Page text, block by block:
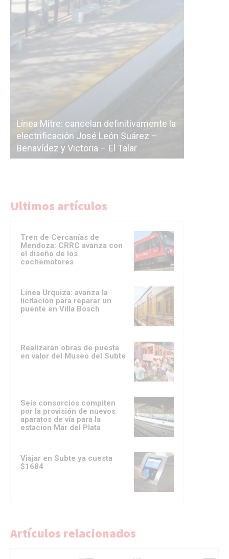
Línea Mitre: cancelan definitivamente la
electrificación José León Suárez –
Benavídez y Victoria – El Talar
Ultimos artículos
Tren de Cercanías de
Mendoza: CRRC avanza con
el diseño de los
cochemotores
Línea Urquiza: avanza la
licitación para reparar un
puente en Villa Bosch
Realizarán obras de puesta
en valor del Museo del Subte
Seis consorcios compiten
por la provisión de nuevos
aparatos de vía para la
estación Mar del Plata
Viajar en Subte ya cuesta
$1684
Artículos relacionados